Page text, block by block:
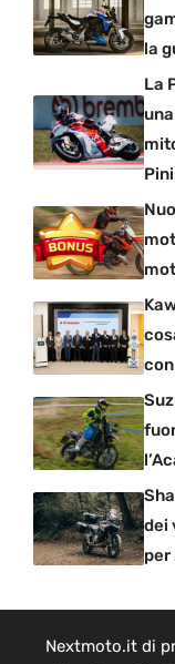
la
La
dei
per
Nextmoto.it di